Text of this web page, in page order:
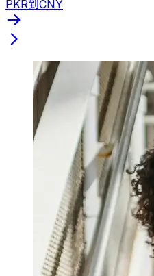
PKR到CNY